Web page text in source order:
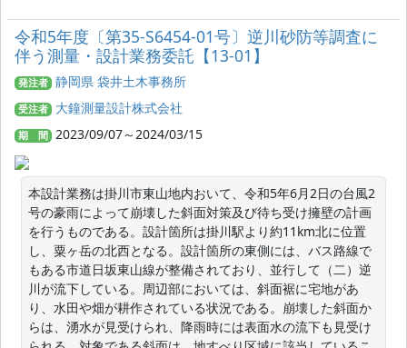
令和5年度〔第35-S6454-01号〕逆川砂防等調査に
伴う測量・設計業務委託【13-01】
発注者 静岡県 袋井土木事務所
受注者 大鐘測量設計株式会社
期 間 2023/09/07～2024/03/15
本設計業務は掛川市東山地内おいて、令和5年6月2日の台風2
号の豪雨によって崩壊した斜面対策及び待ち受け擁壁の計画
を行うものである。設計箇所は掛川駅より約11km北に位置
し、粟ヶ岳の北西となる。設計箇所の東側には、バス路線で
もある市道日坂東山線が整備されており、並行して（二）逆
川が流下している。周辺部においては、斜面裾に宅地があ
り、水田や畑が耕作されている状況である。崩壊した斜面か
らは、湧水が見受けられ、降雨時には表面水の流下も見受け